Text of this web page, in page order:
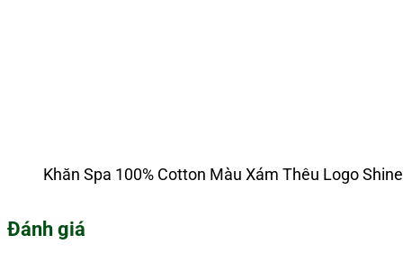
Khăn Spa 100% Cotton Màu Xám Thêu Logo
Đánh giá